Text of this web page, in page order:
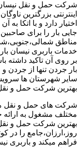
شرکت حمل و نقل نیسان
اینترنتی بزرگترین
اختیار دارد و با اتکا
جایی بار را برای
مناطق
خدمات باربری نیسان
بر روی آن تاکید داشته
بار جردن تنها از جردن
سایر شهرستان ها
بهترین شرکت حمل و
شرکت های حمل و نقل
مختلف مشغول به ارائه
بهترین شرکت حمل و
روز،ارزان،جامع را در
فراهم میکند و باربری